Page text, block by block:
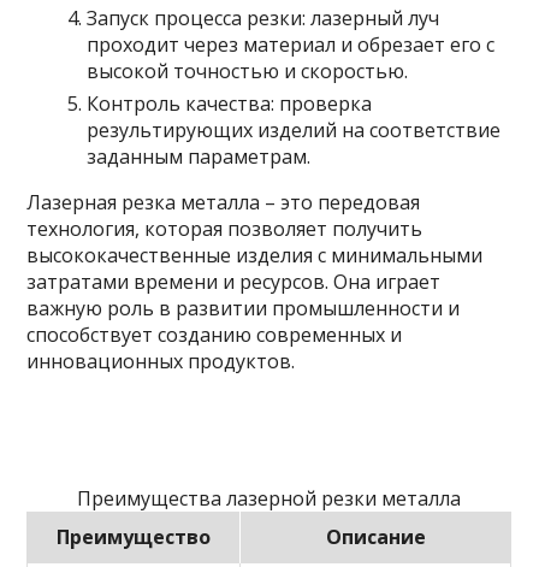
Запуск процесса резки: лазерный луч
проходит через материал и обрезает его с
высокой точностью и скоростью.
Контроль качества: проверка
результирующих изделий на соответствие
заданным параметрам.
Лазерная резка металла – это передовая
технология, которая позволяет получить
высококачественные изделия с минимальными
затратами времени и ресурсов. Она играет
важную роль в развитии промышленности и
способствует созданию современных и
инновационных продуктов.
Преимущества лазерной резки металла
Преимущество
Описание